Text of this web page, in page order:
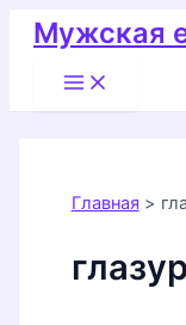
Перейти
содержимому
Мужская
Main
Menu
Главная